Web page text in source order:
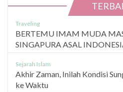
Traveling
BERTEMU IMAM MUDA
SINGAPURA ASAL
Sejarah Islam
Akhir Zaman, Inilah Kondisi
ke Waktu